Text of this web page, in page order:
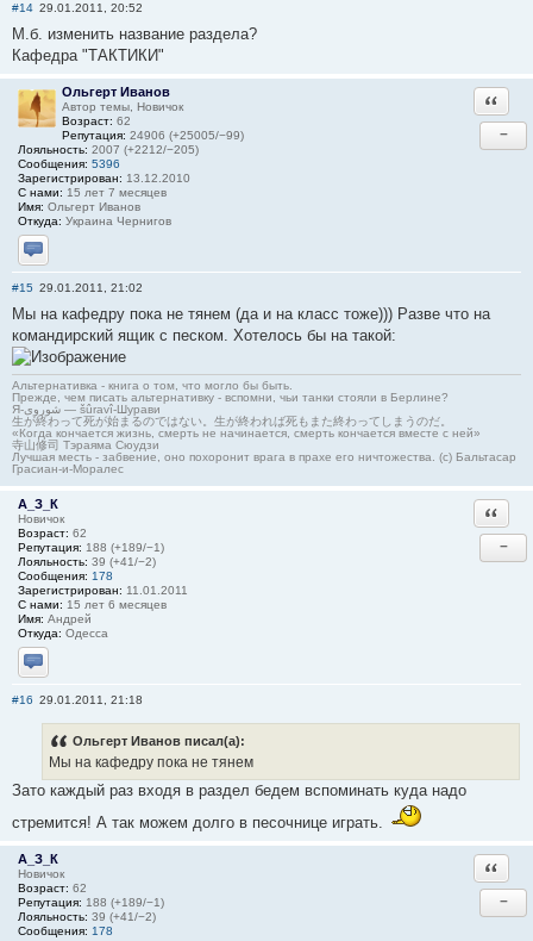
#14 29.01.2011, 20:52
М.б. изменить название раздела?
Кафедра "ТАКТИКИ"
Ольгерт Иванов
Автор темы, Новичок
Возраст: 62
Репутация: 24906 (+25005/−99)
Лояльность: 2007 (+2212/−205)
Сообщения: 5396
Зарегистрирован: 13.12.2010
С нами: 15 лет 7 месяцев
Имя: Ольгерт Иванов
Откуда: Украина Чернигов
Отправить личное сообщение
−
#15 29.01.2011, 21:02
Мы на кафедру пока не тянем (да и на класс тоже))) Разве что на
командирский ящик с песком. Хотелось бы на такой:
Альтернативка - книга о том, что могло бы быть.
Прежде, чем писать альтернативку - вспомни, чьи танки стояли в Берлине?
Я-شوروی — šûravî-Шурави
生が終わって死が始まるのではない。生が終われば死もまた終わってしまうのだ。
«Когда кончается жизнь, смерть не начинается, смерть кончается вместе с ней»
寺山修司 Тэраяма Сюудзи
Лучшая месть - забвение, оно похоронит врага в прахе его ничтожества. (с) Бальтасар
Грасиан-и-Моралес
А_З_К
Новичок
Возраст: 62
Репутация: 188 (+189/−1)
Лояльность: 39 (+41/−2)
Сообщения: 178
Зарегистрирован: 11.01.2011
С нами: 15 лет 6 месяцев
Имя: Андрей
Откуда: Одесса
Отправить личное сообщение
−
#16 29.01.2011, 21:18
Ольгерт Иванов писал(а):
Мы на кафедру пока не тянем
Зато каждый раз входя в раздел бедем вспоминать куда надо
стремится! А так можем долго в песочнице играть.
А_З_К
Новичок
Возраст: 62
Репутация: 188 (+189/−1)
Лояльность: 39 (+41/−2)
Сообщения: 178
−